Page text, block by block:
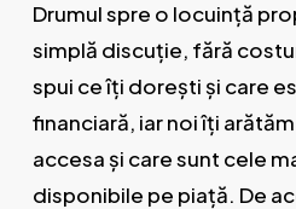
Drumul spre o locuință
simplă discuție, fără
spui ce îți dorești și care
financiară, iar noi îți
accesa și care sunt cele
disponibile pe piață. De